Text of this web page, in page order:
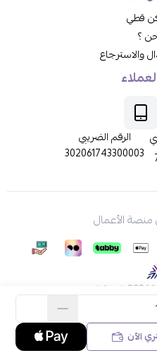
الآن
قطي
؟
والاسترجاع
الرقم الضريبي
302061743300003
منصة الأعمال
ركن قطي